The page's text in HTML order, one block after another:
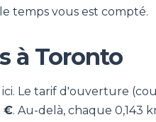
temps vous est compté.
à Toronto
Le tarif d'ouverture
€. Au-delà, chaque 0,143